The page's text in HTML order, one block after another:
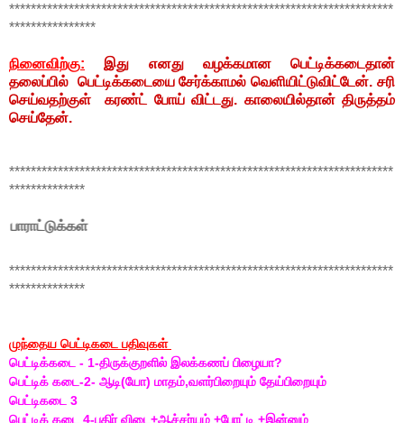
***********************************************************************
****************
நினைவிற்கு:
இது எனது வழக்கமான பெட்டிக்கடைதான்
தலைப்பில் பெட்டிக்கடையை சேர்க்காமல் வெளியிட்டுவிட்டேன். சரி
செய்வதற்குள் கரண்ட் போய் விட்டது. காலையில்தான் திருத்தம்
செய்தேன்.
***********************************************************************
**************
***********************************************************************
**************
முந்தைய பெட்டிகடை பதிவுகள்
பெட்டிக்கடை - 1-திருக்குறளில் இலக்கணப் பிழையா?
பெட்டிக் கடை-2- ஆடி(யோ) மாதம்,வளர்பிறையும் தேய்பிறையும்
பெட்டிகடை 3
பெட்டிக் கடை 4-புதிர் விடை+ஆச்சர்யம் +போட்டி +இன்னும்